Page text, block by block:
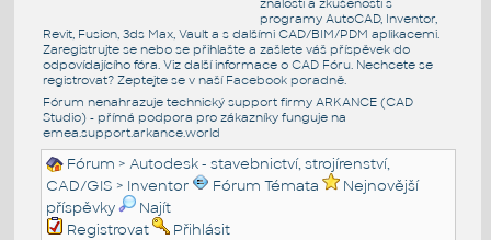
znalosti a zkušenosti s
programy AutoCAD, Inventor,
Revit, Fusion, 3ds Max, Vault a s dalšími CAD/BIM/PDM aplikacemi.
Zaregistrujte se nebo se přihlašte a zašlete váš příspěvek do
odpovídajícího fóra. Viz další informace o CAD Fóru. Nechcete se
registrovat? Zeptejte se v naší Facebook poradně.
Fórum nenahrazuje technický support firmy ARKANCE (CAD
Studio) - přímá podpora pro zákazníky funguje na
emea.support.arkance.world
Fórum >Autodesk - stavebnictví, strojírenství,
CAD/GIS > Inventor Fórum Témata
Nejnovější
příspěvky
Najít
Registrovat
Přihlásit